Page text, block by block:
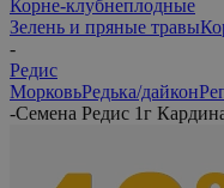
Корне-клубнеплодные
Зелень и пряные травы
-
Редис
МорковьРедька/дайкон
-Семена Редис 1г